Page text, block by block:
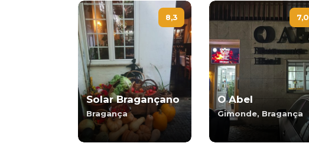
8,3
Solar Bragançano
Bragança
7,0
O Abel
Gimonde, Bragança